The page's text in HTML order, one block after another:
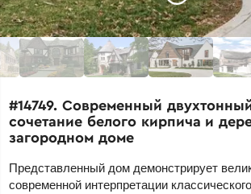
#14749. Современный
сочетание белого кирпича и
загородном доме
Представленный дом демонстрирует
современной интерпретации